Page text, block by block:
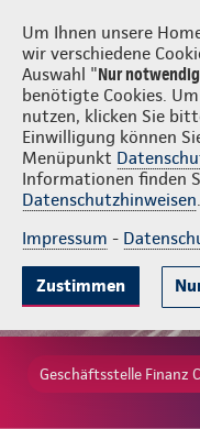
Um Ihnen unsere
wir verschiedene
Auswahl "Nur
benötigte Cookies.
nutzen, klicken Sie
Einwilligung können
Menüpunkt
Informationen finden
Datenschutzhinweisen.
Impressum -
Zustimmen
Finanz Competenz
Geschäftsstelle Finanz